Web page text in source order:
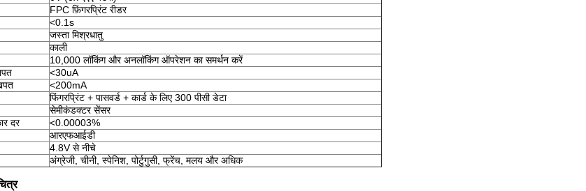
FPC फ़िंगरप्रिंट रीडर
<0.1s
जस्ता मिश्रधातु
काली
10,000 लॉकिंग और अनलॉकिंग ऑपरेशन का समर्थन करें
<30uA
<200mA
फिंगरप्रिंट + पासवर्ड + कार्ड के लिए 300 पीसी डेटा
सेमीकंडक्टर सेंसर
दर
<0.00003%
आरएफआईडी
4.8V से नीचे
अंग्रेजी, चीनी, स्पेनिश, पोर्टुगुसी, फ्रेंच, मलय और अधिक